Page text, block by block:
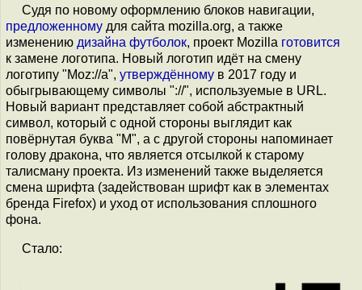
Судя по новому оформлению блоков навигации,
предложенному для сайта mozilla.org, а также
изменению дизайна футболок, проект Mozilla готовится
к замене логотипа. Новый логотип идёт на смену
логотипу "Moz://a", утверждённому в 2017 году и
обыгрывающему символы "://", используемые в URL.
Новый вариант представляет собой абстрактный
символ, который с одной стороны выглядит как
повёрнутая буква "M", а с другой стороны напоминает
голову дракона, что является отсылкой к старому
талисману проекта. Из изменений также выделяется
смена шрифта (задействован шрифт как в элементах
бренда Firefox) и уход от использования сплошного
фона.
Стало: